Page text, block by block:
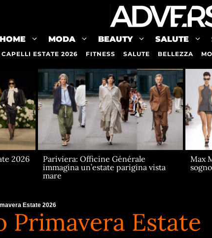
HOME MODA BEAUTY SALUTE
ESTATE 2026 FITNESS SALUTE BELLEZZA
2026
Pariviera: Officine Générale
immagina un’estate parigina vista
mare
Max
Estate 2026
Primavera Estate